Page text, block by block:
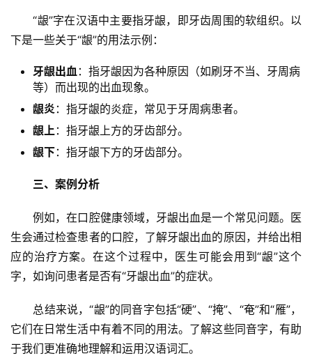
“龈”字在汉语中主要指牙龈，即牙齿周围的软组织。以
下是一些关于“龈”的用法示例：
牙龈出血：指牙龈因为各种原因（如刷牙不当、牙周病
等）而出现的出血现象。
龈炎：指牙龈的炎症，常见于牙周病患者。
龈上：指牙龈上方的牙齿部分。
龈下：指牙龈下方的牙齿部分。
三、案例分析
例如，在口腔健康领域，牙龈出血是一个常见问题。医
生会通过检查患者的口腔，了解牙龈出血的原因，并给出相
应的治疗方案。在这个过程中，医生可能会用到“龈”这个
字，如询问患者是否有“牙龈出血”的症状。
总结来说，“龈”的同音字包括“硬”、“掩”、“奄”和“雁”，
它们在日常生活中有着不同的用法。了解这些同音字，有助
于我们更准确地理解和运用汉语词汇。